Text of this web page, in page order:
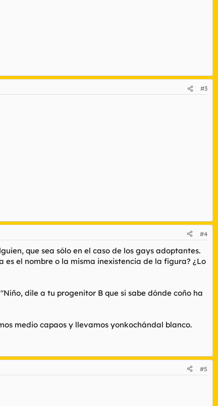
#3
#4
que sea sólo en el caso de los gays adoptantes.
el nombre o la misma inexistencia de la figura? ¿Lo
dile a tu progenitor B que si sabe dónde coño ha
medio capaos y llevamos yonkochándal blanco.
#5